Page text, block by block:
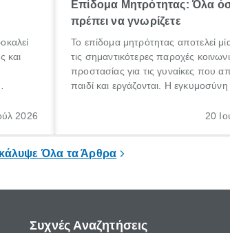
και
2026
Επίδομα Μητρότητας: Όλα
πρέπει να γνωρίζετε
Το επίδομα μητρότητας αποτελεί
τις σημαντικότερες παροχές
προστασίας για τις γυναίκες που
παιδί και εργάζονται. Η εγκυμοσύνη
σημαντική περίοδος στη ζωή κάθε
20
Όλα τα Άρθρα
Συχνές Αναζητήσεις